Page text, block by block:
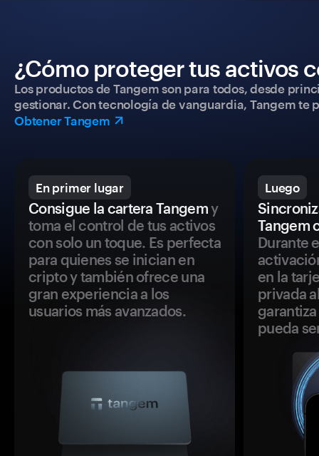
¿Cómo proteger tus activos
Los productos de Tangem son para todos, desde
gestionar. Con tecnología de vanguardia, Tangem
Obtener Tangem
En primer lugar
Consigue la cartera Tangemy
toma el control de tus activos
con solo un toque. Es perfecta
para quienes se inician en
cripto y también ofrece una
gran experiencia a los
usuarios más avanzados.
Luego
Tangem
Durante
en la
privada
pueda